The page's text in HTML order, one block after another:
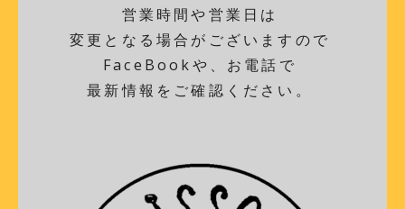
営業時間や営業日は
変更となる場合がございますので
FaceBookや、お電話で
最新情報をご確認ください。